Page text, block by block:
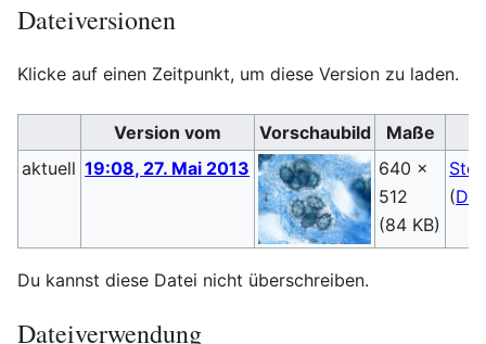
Dateiversionen
Klicke auf einen Zeitpunkt, um diese Version zu laden.
Version vom Vorschaubild
Maße
aktuell 19:08, 27. Mai 2013
640 ×
512
(84 KB)
(
Du kannst diese Datei nicht überschreiben.
Dateiverwendung